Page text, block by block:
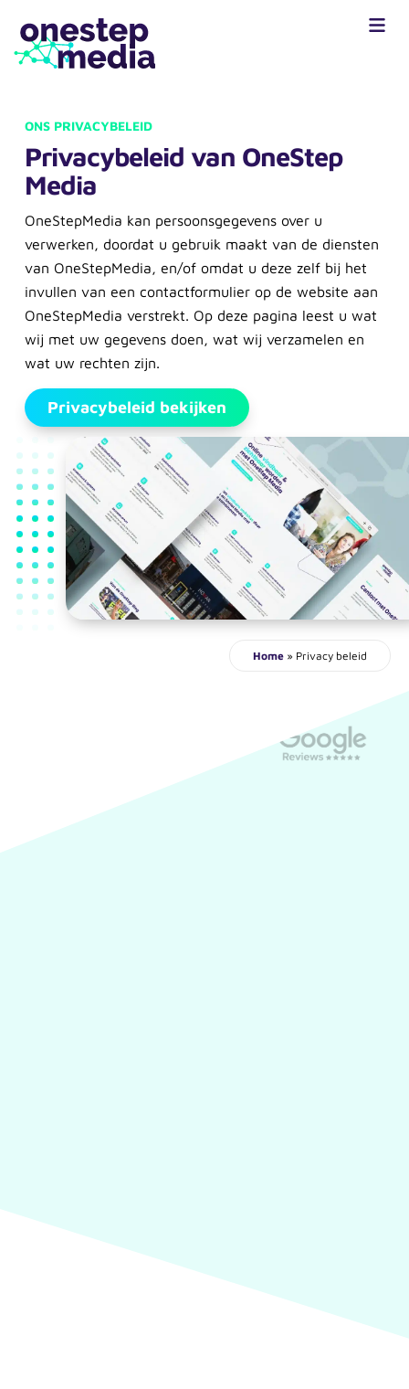
ONS PRIVACYBELEID
Privacybeleid van OneStep
Media
OneStepMedia kan persoonsgegevens over u
verwerken, doordat u gebruik maakt van de diensten
van OneStepMedia, en/of omdat u deze zelf bij het
invullen van een contactformulier op de website aan
OneStepMedia verstrekt. Op deze pagina leest u wat
wij met uw gegevens doen, wat wij verzamelen en
wat uw rechten zijn.
Privacybeleid bekijken
Home » Privacy beleid